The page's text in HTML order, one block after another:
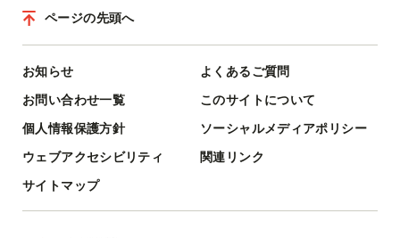
お知らせ
よくあるご質問
お問い合わせ一覧
このサイトについて
個人情報保護方針
ソーシャルメディアポリシー
ウェブアクセシビリティ
関連リンク
サイトマップ
ページの先頭へ